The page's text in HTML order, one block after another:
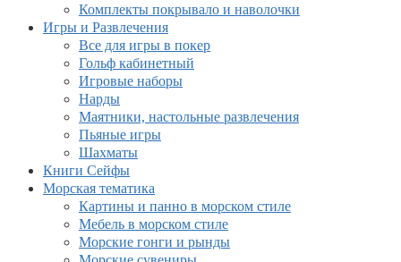
Комплекты покрывало и наволочки
Игры и Развлечения
Все для игры в покер
Гольф кабинетный
Игровые наборы
Нарды
Маятники, настольные развлечения
Пьяные игры
Шахматы
Книги Сейфы
Морская тематика
Картины и панно в морском стиле
Мебель в морском стиле
Морские гонги и рынды